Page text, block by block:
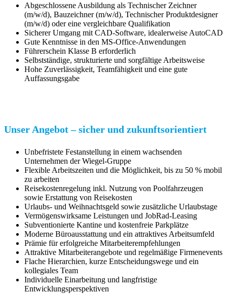
Abgeschlossene Ausbildung als Technischer Zeichner
(m/w/d), Bauzeichner (m/w/d), Technischer Produktdesigner
(m/w/d) oder eine vergleichbare Qualifikation
Sicherer Umgang mit CAD-Software, idealerweise AutoCAD
Gute Kenntnisse in den MS-Office-Anwendungen
Führerschein Klasse B erforderlich
Selbstständige, strukturierte und sorgfältige Arbeitsweise
Hohe Zuverlässigkeit, Teamfähigkeit und eine gute
Auffassungsgabe
Unser Angebot – sicher und zukunftsorientiert
Unbefristete Festanstellung in einem wachsenden
Unternehmen derWiegel-Gruppe
Flexible Arbeitszeiten und die Möglichkeit, bis zu 50 % mobil
zu arbeiten
Reisekostenregelung inkl. Nutzung von Poolfahrzeugen
sowie Erstattung von Reisekosten
Urlaubs- und Weihnachtsgeld sowie zusätzliche Urlaubstage
Vermögenswirksame Leistungen und JobRad-Leasing
Subventionierte Kantine und kostenfreie Parkplätze
Moderne Büroausstattung und ein attraktives Arbeitsumfeld
Prämie für erfolgreiche Mitarbeiterempfehlungen
Attraktive Mitarbeiterangebote und regelmäßige Firmenevents
Flache Hierarchien, kurze Entscheidungswege und ein
kollegiales Team
Individuelle Einarbeitung und langfristige
Entwicklungsperspektiven